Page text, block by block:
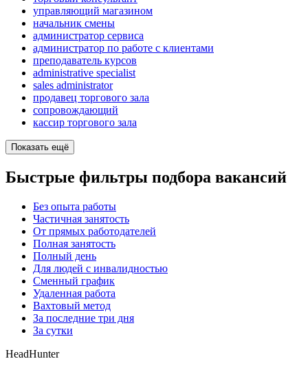
управляющий магазином
начальник смены
администратор сервиса
администратор по работе с клиентами
преподаватель курсов
administrative specialist
sales administrator
продавец торгового зала
сопровождающий
кассир торгового зала
Показать ещё
Быстрые фильтры подбора вакансий
Без опыта работы
Частичная занятость
От прямых работодателей
Полная занятость
Полный день
Для людей с инвалидностью
Сменный график
Удаленная работа
Вахтовый метод
За последние три дня
За сутки
HeadHunter